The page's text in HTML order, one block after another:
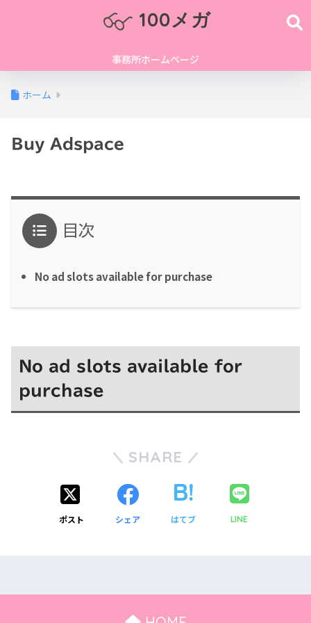
100メガ
事務所ホームページ
ホーム
Buy Adspace
目次
No ad slots available for purchase
No ad slots available for
purchase
SHARE
ポスト シェア はてブ LINE